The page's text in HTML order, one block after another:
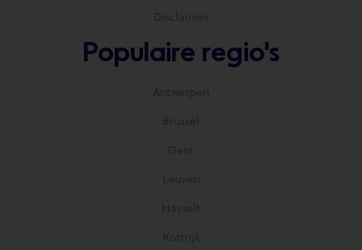
Disclaimer
Populaire regio's
Antwerpen
Brussel
Gent
Leuven
Hasselt
Kortrijk